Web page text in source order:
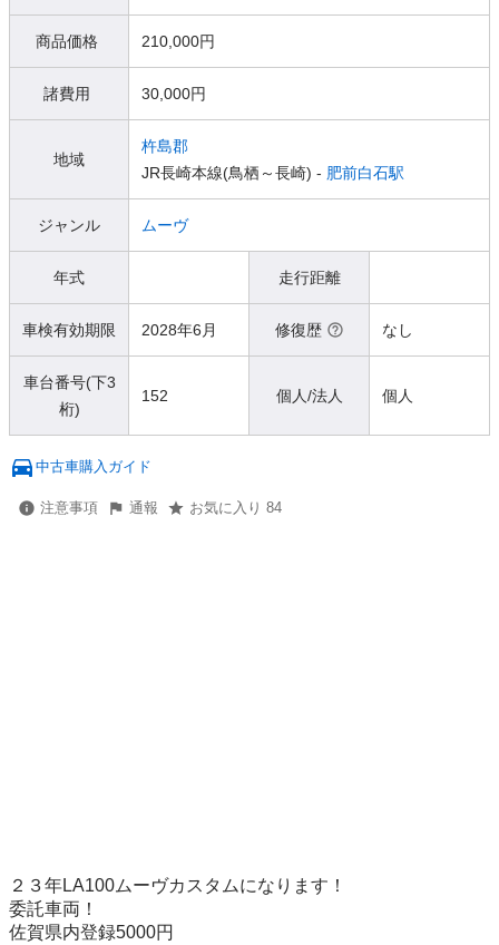
商品価格 210,000円
諸費用 30,000円
地域
杵島郡
JR長崎本線(鳥栖～長崎) - 肥前白石駅
ジャンル ムーヴ
年式 走行距離
車検有効期限 2028年6月 修復歴 なし
車台番号(下3
桁)
152 個人/法人 個人
中古車購入ガイド
注意事項 通報 お気に入り 84
２３年LA100ムーヴカスタムになります！
委託車両！
佐賀県内登録5000円